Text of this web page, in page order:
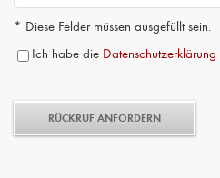
* Diese Felder müssen ausgefüllt sein.
Ich habe die Datenschutzerklärung